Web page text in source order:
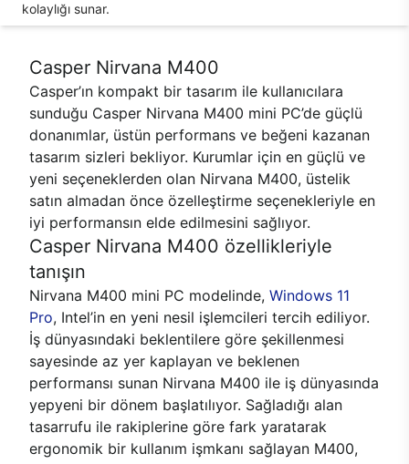
kolaylığı sunar.
Casper Nirvana M400
Casper’ın kompakt bir tasarım ile kullanıcılara
sunduğu Casper Nirvana M400 mini PC’de güçlü
donanımlar, üstün performans ve beğeni kazanan
tasarım sizleri bekliyor. Kurumlar için en güçlü ve
yeni seçeneklerden olan Nirvana M400, üstelik
satın almadan önce özelleştirme seçenekleriyle en
iyi performansın elde edilmesini sağlıyor.
Casper Nirvana M400 özellikleriyle
tanışın
Nirvana M400 mini PC modelinde, Windows 11
Pro, Intel’in en yeni nesil işlemcileri tercih ediliyor.
İş dünyasındaki beklentilere göre şekillenmesi
sayesinde az yer kaplayan ve beklenen
performansı sunan Nirvana M400 ile iş dünyasında
yepyeni bir dönem başlatılıyor. Sağladığı alan
tasarrufu ile rakiplerine göre fark yaratarak
ergonomik bir kullanım işmkanı sağlayan M400,